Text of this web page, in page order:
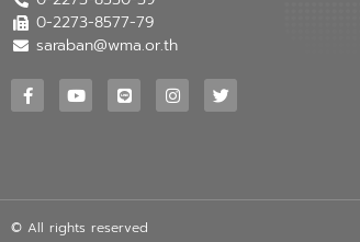
0-2273-8577-79
saraban@wma.or.th
© All rights reserved